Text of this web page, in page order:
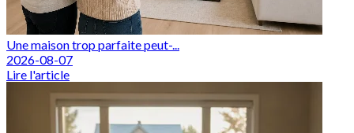
Une maison trop parfaite peut-...
2026-08-07
Lire l'article